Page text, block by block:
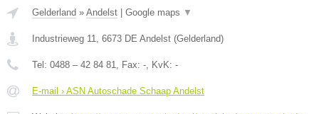
Gelderland » Andelst Google maps ▼
Industrieweg 11 6673 DE Andelst (Gelderland)
Tel: 0488 – 42 84 81 , Fax: - , KvK: -
E-mail › ASN Autoschade Schaap Andelst